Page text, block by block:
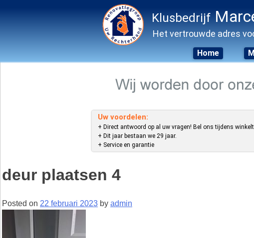
Klusbedrijf
Het vertrouwde adres
Home
Uw voordelen:
+ Direct antwoord op al uw vragen! Bel ons tijdens
+ Dit jaar bestaan we 29 jaar.
+ Service en garantie
deur plaatsen 4
Posted on 22 februari 2023 by admin